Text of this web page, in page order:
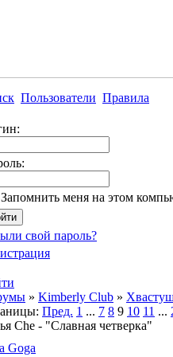
Пользователи Правила
Запомнить меня на этом
свой пароль?
» Kimberly Club »
Пред. 1 ... 7 8 9 10 11 ...
Che - "Славная четверка"
Goga